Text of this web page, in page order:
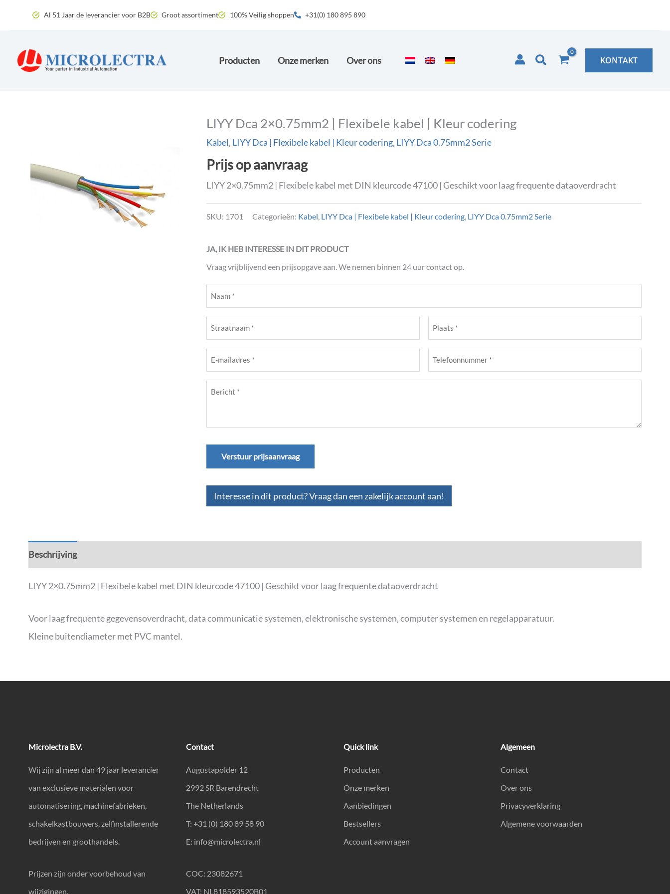
inhoud
Al 51 Jaar de leverancier voor B2B Groot assortiment 100% Veilig shoppen +31(0) 180 895 890
Producten Onze merken Over ons Zoeken KONTAKT
LIYY Dca 2×0.75mm2 | Flexibele kabel | Kleur codering
Kabel, LIYY Dca | Flexibele kabel | Kleur codering, LIYY Dca 0.75mm2 Serie
Prijs op aanvraag
LIYY 2×0.75mm2 | Flexibele kabel met DIN kleurcode 47100 | Geschikt voor laag frequente dataoverdracht
SKU: 1701 Categorieën: Kabel, LIYY Dca | Flexibele kabel | Kleur codering, LIYY Dca 0.75mm2 Serie
JA, IK HEB INTERESSE IN DIT PRODUCT
Vraag vrijblijvend een prijsopgave aan. We nemen binnen 24 uur contact op.
Naam
Straatnaam Plaats
E-
mailadres
(Vereist)
Telefoonnummer
Bericht
Verstuur prijsaanvraag
Interesse in dit product? Vraag dan een zakelijk account aan!
Beschrijving
LIYY 2×0.75mm2 | Flexibele kabel met DIN kleurcode 47100 | Geschikt voor laag frequente dataoverdracht
Voor laag frequente gegevensoverdracht, data communicatie systemen, elektronische systemen, computer systemen en regelapparatuur.
Kleine buitendiameter met PVC mantel.
Microlectra B.V.
Wij zijn al meer dan 49 jaar leverancier
van exclusieve materialen voor
automatisering, machinefabrieken,
schakelkastbouwers, zelfinstallerende
bedrijven en groothandels.
Prijzen zijn onder voorbehoud van
wijzigingen.
Contact
Augustapolder 12
2992 SR Barendrecht
The Netherlands
T: +31 (0) 180 89 58 90
E: info@microlectra.nl
COC: 23082671
VAT: NL818593520B01
Quick link
Producten
Onze merken
Aanbiedingen
Bestsellers
Account aanvragen
Algemeen
Contact
Over ons
Privacyverklaring
Algemene voorwaarden